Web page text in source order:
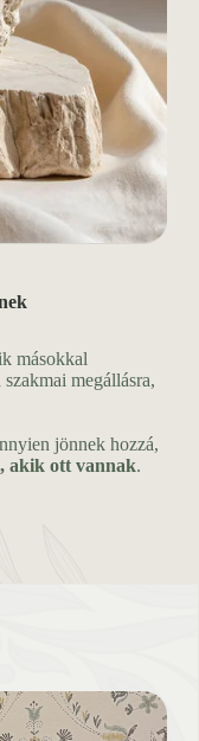
másokkal
megállásra,
jönnek hozzá,
akik ott vannak.